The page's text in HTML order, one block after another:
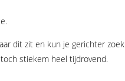
dit zit en kun je gerichter
stiekem heel tijdrovend.